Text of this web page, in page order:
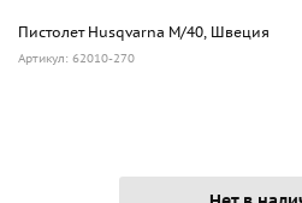
Пистолет Husqvarna M/40, Швеция
Артикул: 62010-270